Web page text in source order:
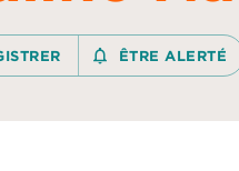
ÊTRE ALERTÉ